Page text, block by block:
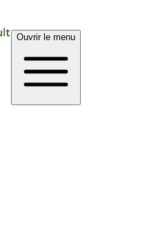
Ouvrir le menu